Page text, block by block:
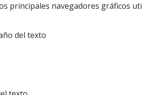
principales navegadores gráficos
del texto